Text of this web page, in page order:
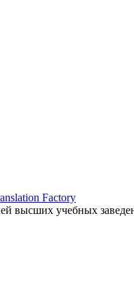
Factory
высших учебных